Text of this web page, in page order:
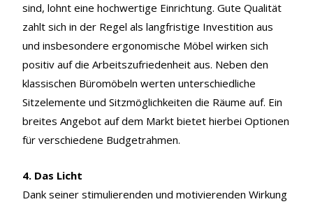
sind, lohnt eine hochwertige Einrichtung. Gute Qualität
zahlt sich in der Regel als langfristige Investition aus
und insbesondere ergonomische Möbel wirken sich
positiv auf die Arbeitszufriedenheit aus. Neben den
klassischen Büromöbeln werten unterschiedliche
Sitzelemente und Sitzmöglichkeiten die Räume auf. Ein
breites Angebot auf dem Markt bietet hierbei Optionen
für verschiedene Budgetrahmen.
4. Das Licht
Dank seiner stimulierenden und motivierenden Wirkung